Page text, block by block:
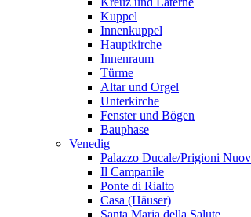
Kuppel
Innenkuppel
Hauptkirche
Innenraum
Türme
Altar und Orgel
Unterkirche
Fenster und Bögen
Bauphase
Venedig
Palazzo Ducale/Prigioni
Il Campanile
Ponte di Rialto
Casa (Häuser)
Santa Maria della Salute